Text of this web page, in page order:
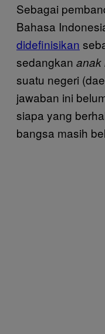
Sebagai
Bahasa
didefinisikan
sedangkan anak
suatu negeri
jawaban ini
siapa yang
bangsa masih